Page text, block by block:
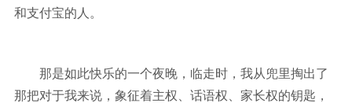
和支付宝的人。
那是如此快乐的一个夜晚，临走时，我从兜里掏出了
那把对于我来说，象征着主权、话语权、家长权的钥匙，